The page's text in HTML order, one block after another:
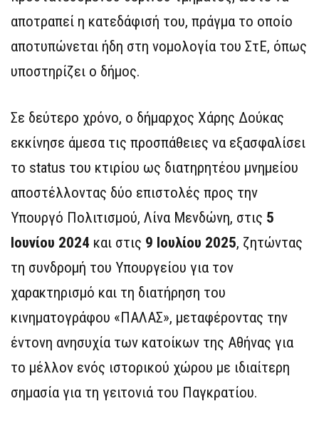
αποτραπεί η κατεδάφισή του, πράγμα το οποίο
αποτυπώνεται ήδη στη νομολογία του ΣτΕ, όπως
υποστηρίζει ο δήμος.
Σε δεύτερο χρόνο, ο δήμαρχος Χάρης Δούκας
εκκίνησε άμεσα τις προσπάθειες να εξασφαλίσει
το status του κτιρίου ως διατηρητέου μνημείου
αποστέλλοντας δύο επιστολές προς την
Υπουργό Πολιτισμού, Λίνα Μενδώνη, στις 5
Ιουνίου 2024 και στις 9 Ιουλίου 2025, ζητώντας
τη συνδρομή του Υπουργείου για τον
χαρακτηρισμό και τη διατήρηση του
κινηματογράφου «ΠΑΛΑΣ», μεταφέροντας την
έντονη ανησυχία των κατοίκων της Αθήνας για
το μέλλον ενός ιστορικού χώρου με ιδιαίτερη
σημασία για τη γειτονιά του Παγκρατίου.